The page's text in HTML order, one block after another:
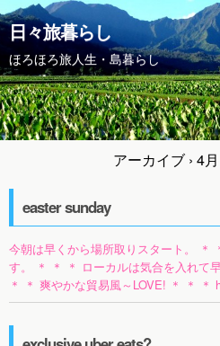
日々旅暮らし
ほろほろ旅人生・島暮らし
アーカイブ › 4
easter sunday
今朝は早くから場所取りスタート。 ＊
す。 ＊ ＊ ＊ ローカルは気合を入れて
＊ ＊ 爽やかな貿易風～LOVE! ＊ ＊